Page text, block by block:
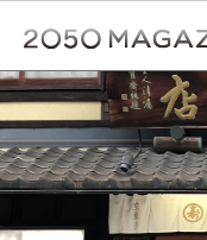
content